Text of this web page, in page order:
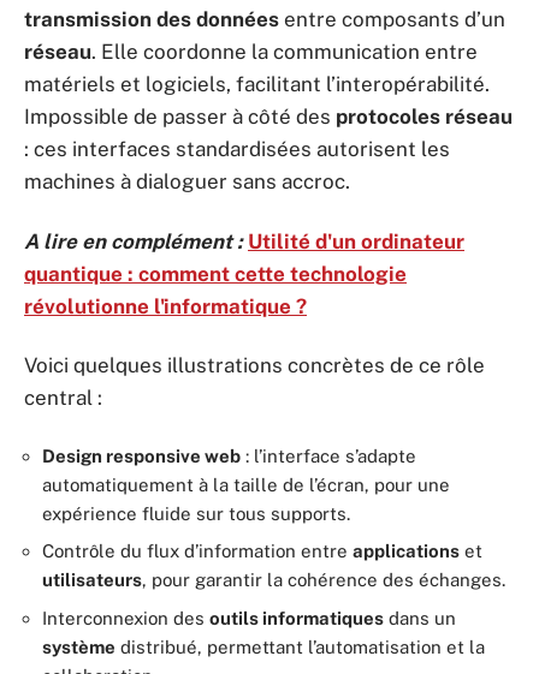
transmission des données entre composants d’un
réseau. Elle coordonne la communication entre
matériels et logiciels, facilitant l’interopérabilité.
Impossible de passer à côté des protocoles réseau
: ces interfaces standardisées autorisent les
machines à dialoguer sans accroc.
A lire en complément : Utilité d'un ordinateur
quantique : comment cette technologie
révolutionne l'informatique ?
Voici quelques illustrations concrètes de ce rôle
central :
Design responsive web : l’interface s’adapte
automatiquement à la taille de l’écran, pour une
expérience fluide sur tous supports.
Contrôle du flux d’information entre applications et
utilisateurs, pour garantir la cohérence des échanges.
Interconnexion des outils informatiques dans un
système distribué, permettant l’automatisation et la